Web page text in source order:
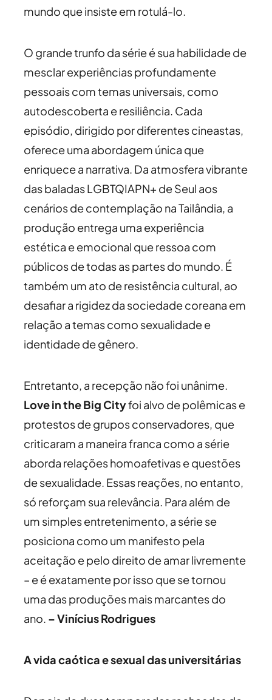
mundo que insiste em rotulá-lo.
O grande trunfo da série é sua habilidade de
mesclar experiências profundamente
pessoais com temas universais, como
autodescoberta e resiliência. Cada
episódio, dirigido por diferentes cineastas,
oferece uma abordagem única que
enriquece a narrativa. Da atmosfera vibrante
das baladas LGBTQIAPN+ de Seul aos
cenários de contemplação na Tailândia, a
produção entrega uma experiência
estética e emocional que ressoa com
públicos de todas as partes do mundo. É
também um ato de resistência cultural, ao
desafiar a rigidez da sociedade coreana em
relação a temas como sexualidade e
identidade de gênero.
Entretanto, a recepção não foi unânime.
Love in the Big Cityfoi alvo de polêmicas e
protestos de grupos conservadores, que
criticaram a maneira franca como a série
aborda relações homoafetivas e questões
de sexualidade. Essas reações, no entanto,
só reforçam sua relevância. Para além de
um simples entretenimento, a série se
posiciona como um manifesto pela
aceitação e pelo direito de amar livremente
– e é exatamente por isso que se tornou
uma das produções mais marcantes do
ano. – Vinícius Rodrigues
A vida caótica e sexual das universitárias